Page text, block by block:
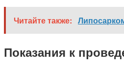
Читайте также:
Показания к